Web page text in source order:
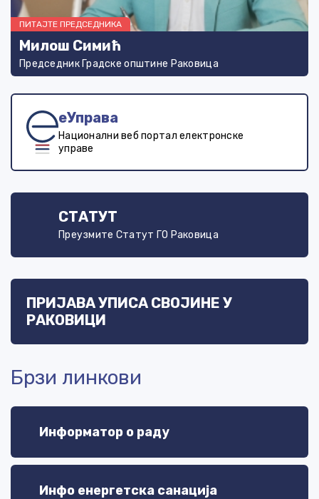
ПИТАЈТЕ ПРЕДСЕДНИКА
Милош Симић
Председник Градске општине Раковица
еУправа
Национални веб портал електронске
управе
СТАТУТ
Преузмите Статут ГО Раковица
ПРИЈАВА УПИСА СВОЈИНЕ У
РАКОВИЦИ
Брзи линкови
Информатор о раду
Инфо енергетска санација